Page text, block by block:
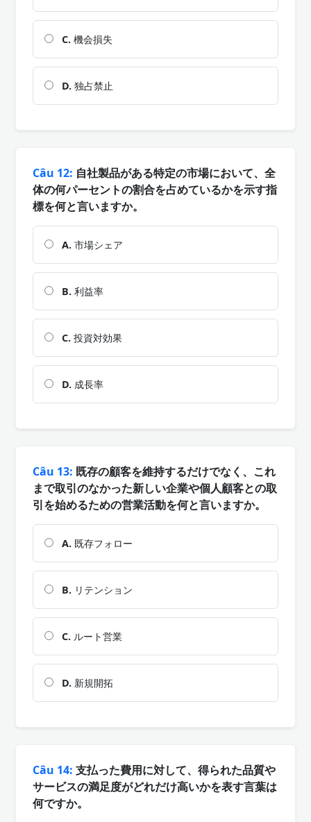
C. 機会損失
D. 独占禁止
Câu 12: 自社製品がある特定の市場において、全
体の何パーセントの割合を占めているかを示す指
標を何と言いますか。
A. 市場シェア
B. 利益率
C. 投資対効果
D. 成長率
Câu 13: 既存の顧客を維持するだけでなく、これ
まで取引のなかった新しい企業や個人顧客との取
引を始めるための営業活動を何と言いますか。
A. 既存フォロー
B. リテンション
C. ルート営業
D. 新規開拓
Câu 14: 支払った費用に対して、得られた品質や
サービスの満足度がどれだけ高いかを表す言葉は
何ですか。